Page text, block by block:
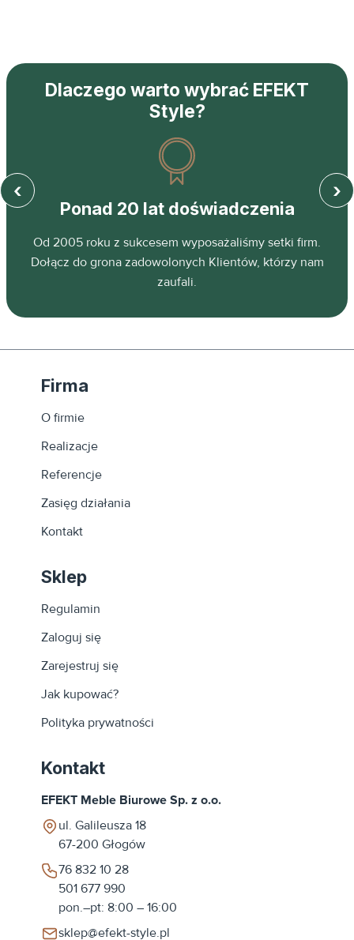
Dlaczego warto wybrać EFEKT
Style?
Ponad 20 lat doświadczenia
Od 2005 roku z sukcesem wyposażaliśmy setki firm.
Dołącz do grona zadowolonych Klientów, którzy nam
zaufali.
‹ ›
Firma
O firmie
Realizacje
Referencje
Zasięg działania
Kontakt
Sklep
Regulamin
Zaloguj się
Zarejestruj się
Jak kupować?
Polityka prywatności
Kontakt
EFEKT Meble Biurowe Sp. z o.o.
ul. Galileusza 18
67-200 Głogów
76 832 10 28
501 677 990
pon.–pt: 8:00 – 16:00
sklep@efekt-style.pl